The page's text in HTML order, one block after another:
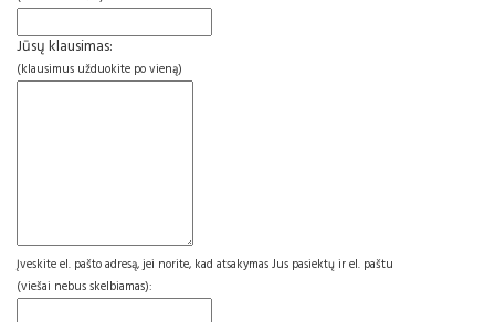
Jūsų klausimas:
(klausimus užduokite po vieną)
Įveskite el. pašto adresą, jei norite, kad atsakymas Jus pasiektų ir el. paštu
(viešai nebus skelbiamas):